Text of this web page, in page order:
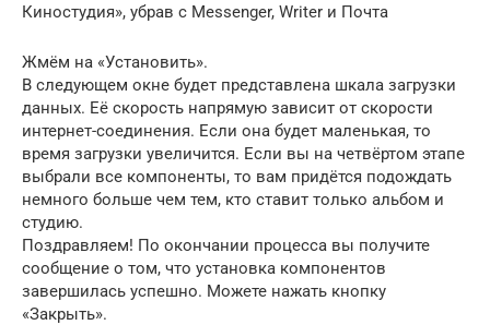
Киностудия», убрав с Messenger, Writer и Почта
Жмём на «Установить».
В следующем окне будет представлена шкала загрузки
данных. Её скорость напрямую зависит от скорости
интернет-соединения. Если она будет маленькая, то
время загрузки увеличится. Если вы на четвёртом этапе
выбрали все компоненты, то вам придётся подождать
немного больше чем тем, кто ставит только альбом и
студию.
Поздравляем! По окончании процесса вы получите
сообщение о том, что установка компонентов
завершилась успешно. Можете нажать кнопку
«Закрыть».